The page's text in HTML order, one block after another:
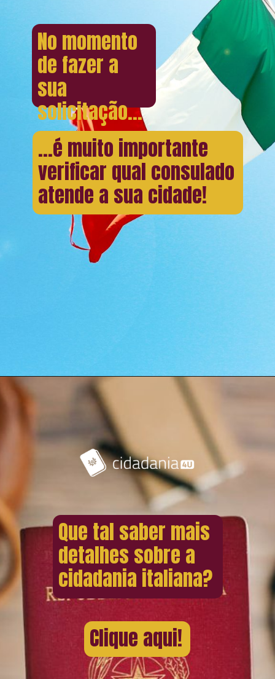
No momento
de fazer a
sua
solicitação...
...é muito importante
verificar qual consulado
atende a sua cidade!
Que tal saber mais
detalhes sobre a
cidadania italiana?
Clique aqui!